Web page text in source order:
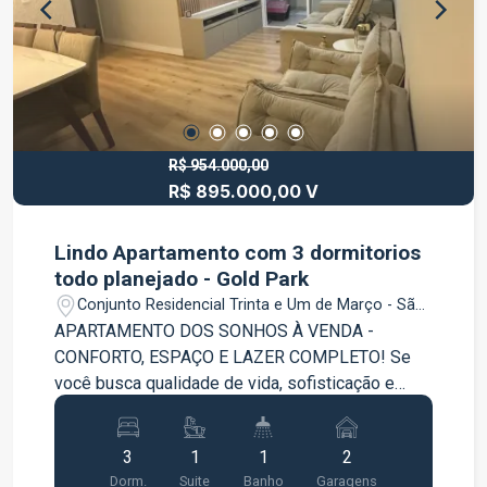
ponto privilegiado da cidade. Entre em contato
para mais informações e agende sua visita.
R$ 954.000,00
R$ 895.000,00 V
Lindo Apartamento com 3 dormitorios
todo planejado - Gold Park
Conjunto Residencial Trinta e Um de Março - São
José dos Campos/SP
APARTAMENTO DOS SONHOS À VENDA -
CONFORTO, ESPAÇO E LAZER COMPLETO! Se
você busca qualidade de vida, sofisticação e
praticidade, esse apartamento é perfeito para
sendo 1 suíte ? todos com móveis planejados
3
Dorm.
1
Suite
1
Banho
2
Garagens